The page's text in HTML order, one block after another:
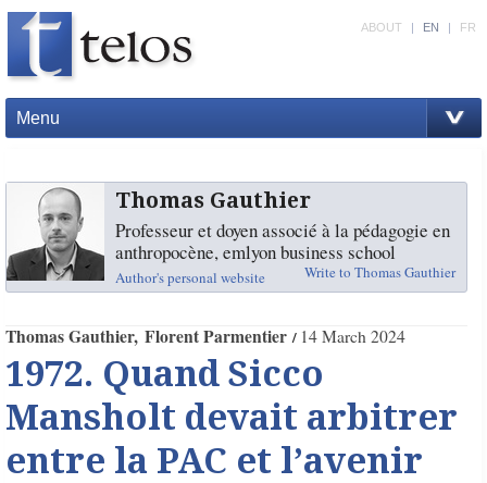
Menu
ABOUT | EN | FR
Thomas Gauthier
Professeur et doyen associé à la pédagogie en
anthropocène, emlyon business school
Author's personal website Write to Thomas Gauthier
Thomas Gauthier Florent Parmentier 14 March 2024
1972. Quand Sicco
Mansholt devait arbitrer
entre la PAC et l’avenir